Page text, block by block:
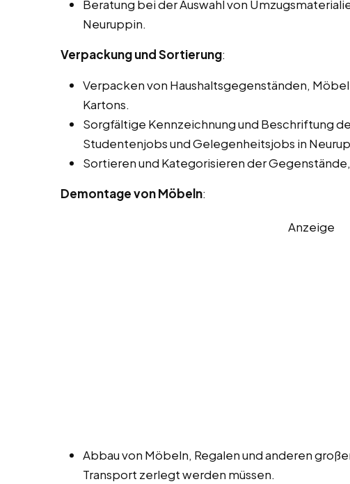
Beratung bei der Auswahl von
Neuruppin.
Verpackung und Sortierung:
Verpacken von Haushaltsgegenständen,
Kartons.
Sorgfältige Kennzeichnung und Beschriftung
Studentenjobs und Gelegenheitsjobs in
Sortieren und Kategorisieren der
Demontage von Möbeln:
Anzeige
Abbau von Möbeln, Regalen und anderen
Transport zerlegt werden müssen.